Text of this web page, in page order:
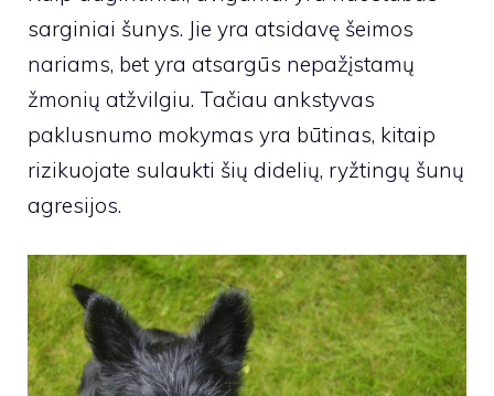
sarginiai šunys. Jie yra atsidavę šeimos
nariams, bet yra atsargūs nepažįstamų
žmonių atžvilgiu. Tačiau ankstyvas
paklusnumo mokymas yra būtinas, kitaip
rizikuojate sulaukti šių didelių, ryžtingų šunų
agresijos.